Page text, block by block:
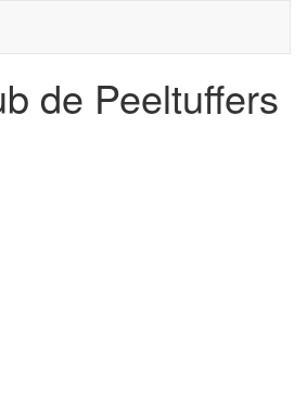
de Peeltuffers